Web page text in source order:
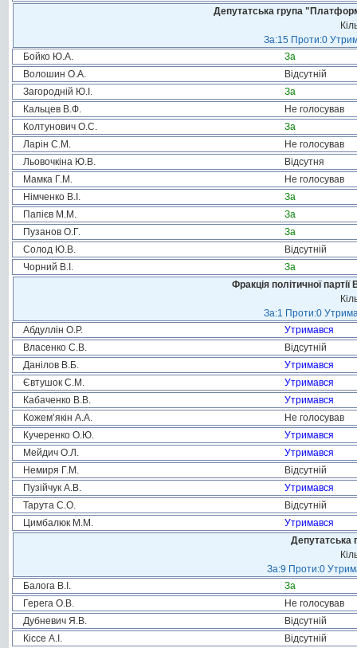
Депутатська група
За:15 Проти:0
Бойко Ю.А.
За
Волошин О.А.
Відсутній
Загородній Ю.І.
За
Кальцев В.Ф.
Не голосував
Колтунович О.С.
За
Ларін С.М.
Не голосував
Льовочкіна Ю.В.
Відсутня
Мамка Г.М.
Не голосував
Німченко В.І.
За
Папієв М.М.
За
Пузанов О.Г.
За
Солод Ю.В.
Відсутній
Чорний В.І.
За
Фракція політичної
За:1 Проти:0
Абдуллін О.Р.
Утримався
Власенко С.В.
Відсутній
Данілов В.Б.
Утримався
Євтушок С.М.
Утримався
Кабаченко В.В.
Утримався
Кожем’якін А.А.
Не голосував
Кучеренко О.Ю.
Утримався
Мейдич О.Л.
Утримався
Немиря Г.М.
Відсутній
Пузійчук А.В.
Утримався
Тарута С.О.
Відсутній
Цимбалюк М.М.
Утримався
Депутатська
За:9 Проти:0
Балога В.І.
За
Герега О.В.
Не голосував
Дубневич Я.В.
Відсутній
Кіссе А.І.
Відсутній